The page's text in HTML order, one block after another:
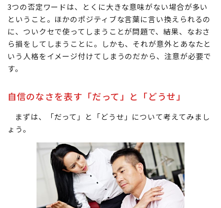
3つの否定ワードは、とくに大きな意味がない場合が多い
ということ。ほかのポジティブな言葉に言い換えられるの
に、ついクセで使ってしまうことが問題で、結果、なおさ
ら損をしてしまうことに。しかも、それが意外とあなたと
いう人格をイメージ付けてしまうのだから、注意が必要で
す。
自信のなさを表す「だって」と「どうせ」
まずは、「だって」と「どうせ」について考えてみまし
ょう。